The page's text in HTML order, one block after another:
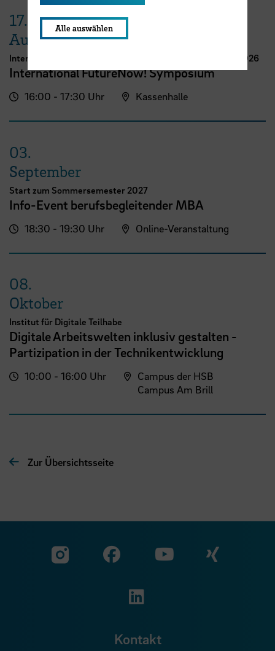
17.
August
International Week Computer Science and Digital Media 2026
International FutureNow! Symposium
16:00 - 17:30 Uhr Kassenhalle
03.
September
Start zum Sommersemester 2027
Info-Event berufsbegleitender MBA
18:30 - 19:30 Uhr Online-Veranstaltung
08.
Oktober
Institut für Digitale Teilhabe
Digitale Arbeitswelten inklusiv gestalten -
Partizipation in der Technikentwicklung
10:00 - 16:00 Uhr
Campus der HSB
Campus Am Brill
Zur Übersichtsseite
Zu unserer Facebook
Zu
Zu unserer
Kontakt
Alle auswählen